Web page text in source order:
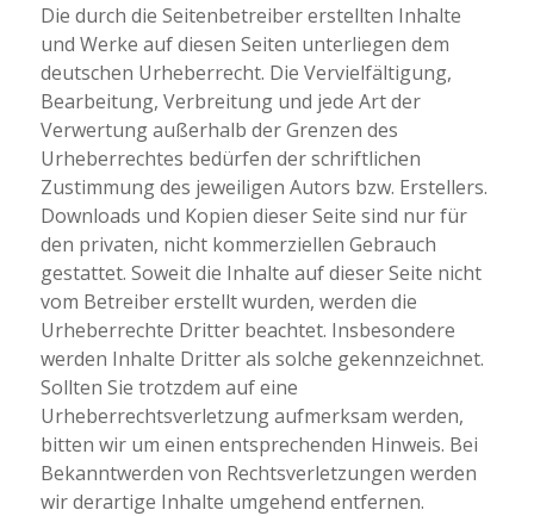
Die durch die Seitenbetreiber erstellten Inhalte
und Werke auf diesen Seiten unterliegen dem
deutschen Urheberrecht. Die Vervielfältigung,
Bearbeitung, Verbreitung und jede Art der
Verwertung außerhalb der Grenzen des
Urheberrechtes bedürfen der schriftlichen
Zustimmung des jeweiligen Autors bzw. Erstellers.
Downloads und Kopien dieser Seite sind nur für
den privaten, nicht kommerziellen Gebrauch
gestattet. Soweit die Inhalte auf dieser Seite nicht
vom Betreiber erstellt wurden, werden die
Urheberrechte Dritter beachtet. Insbesondere
werden Inhalte Dritter als solche gekennzeichnet.
Sollten Sie trotzdem auf eine
Urheberrechtsverletzung aufmerksam werden,
bitten wir um einen entsprechenden Hinweis. Bei
Bekanntwerden von Rechtsverletzungen werden
wir derartige Inhalte umgehend entfernen.